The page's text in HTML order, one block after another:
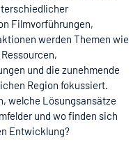
Filmvorführungen,
werden Themen wie
und die zunehmende
Region fokussiert.
welche Lösungsansätze
und wo finden sich
Entwicklung?